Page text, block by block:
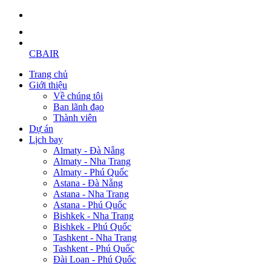
CBAIR
Trang chủ
Giới thiệu
Về chúng tôi
Ban lãnh đạo
Thành viên
Dự án
Lịch bay
Almaty - Đà Nẵng
Almaty - Nha Trang
Almaty - Phú Quốc
Astana - Đà Nẵng
Astana - Nha Trang
Astana - Phú Quốc
Bishkek - Nha Trang
Bishkek - Phú Quốc
Tashkent - Nha Trang
Tashkent - Phú Quốc
Đài Loan - Phú Quốc